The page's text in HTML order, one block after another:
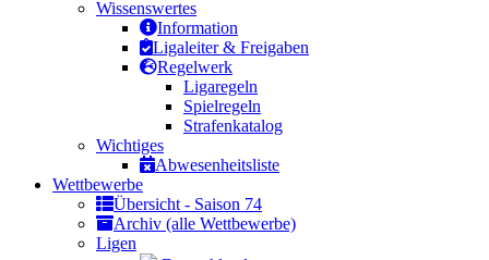
Wissenswertes
Information
Ligaleiter & Freigaben
Regelwerk
Ligaregeln
Spielregeln
Strafenkatalog
Wichtiges
Abwesenheitsliste
Wettbewerbe
Übersicht - Saison 74
Archiv (alle Wettbewerbe)
Ligen